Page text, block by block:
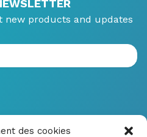
des cookies
new products and updates